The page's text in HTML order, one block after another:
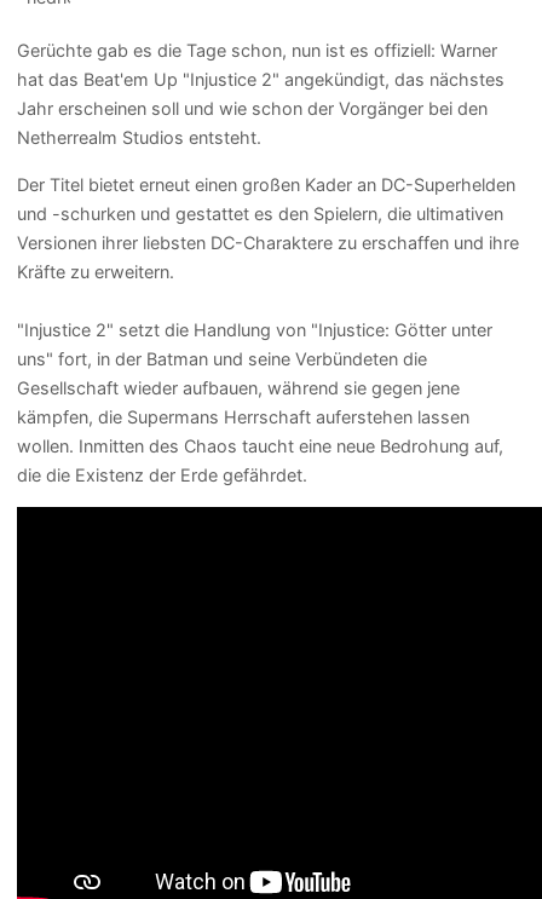
Gerüchte gab es die Tage schon, nun ist es offiziell: Warner
hat das Beat'em Up "Injustice 2" angekündigt, das nächstes
Jahr erscheinen soll und wie schon der Vorgänger bei den
Netherrealm Studios entsteht.
Der Titel bietet erneut einen großen Kader an DC-Superhelden
und -schurken und gestattet es den Spielern, die ultimativen
Versionen ihrer liebsten DC-Charaktere zu erschaffen und ihre
Kräfte zu erweitern.
"Injustice 2" setzt die Handlung von "Injustice: Götter unter
uns" fort, in der Batman und seine Verbündeten die
Gesellschaft wieder aufbauen, während sie gegen jene
kämpfen, die Supermans Herrschaft auferstehen lassen
wollen. Inmitten des Chaos taucht eine neue Bedrohung auf,
die die Existenz der Erde gefährdet.